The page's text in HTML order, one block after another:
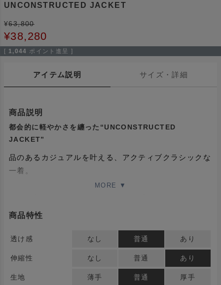
UNCONSTRUCTED JACKET
¥63,800
¥38,280
[ 1,044 ポイント進呈 ]
アイテム説明 サイズ・詳細
商品説明
都会的に軽やかさを纏った“UNCONSTRUCTED
JACKET”
品のあるカジュアルを叶える、アクティブクラシックな
一着。
で染めまで一貫仕上げた上質素材。ストレッチ性のある
るチェック柄を表現しています。端正な表情としなやか
な伸縮性を両立し、着心地も軽快です。
ノッチドラペルのクラシックアンコン仕様で、カジュア
商品特性
透け感 なし 普通 あり
伸縮性 なし 普通 あり
生地 薄手 普通 厚手